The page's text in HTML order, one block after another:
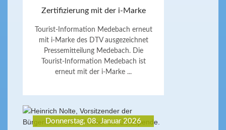
Zertifizierung mit der i-Marke
Tourist-Information Medebach erneut
mit i-Marke des DTV ausgezeichnet
Pressemitteilung Medebach. Die
Tourist-Information Medebach ist
erneut mit der i-Marke ...
Donnerstag, 08. Januar 2026